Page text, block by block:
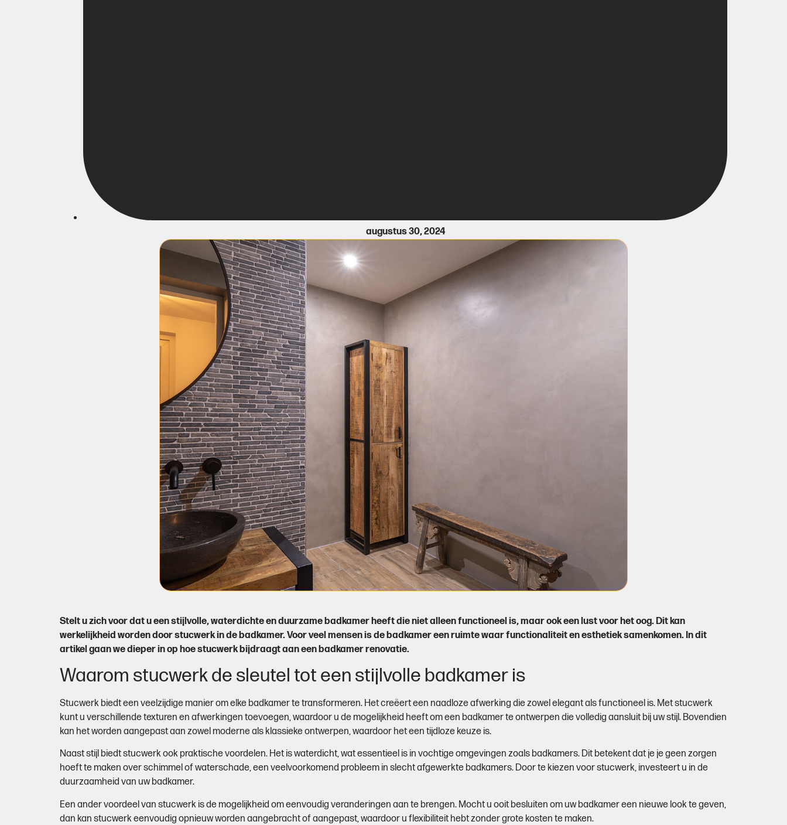
augustus 30, 2024
Stelt u zich voor dat u een stijlvolle, waterdichte en duurzame badkamer heeft die niet alleen functioneel is, maar ook een lust voor het oog. Dit kan
werkelijkheid worden door stucwerk in de badkamer. Voor veel mensen is de badkamer een ruimte waar functionaliteit en esthetiek samenkomen. In dit
artikel gaan we dieper in op hoe stucwerk bijdraagt aan een badkamer renovatie.
Waarom stucwerk de sleutel tot een stijlvolle badkamer is
Stucwerk biedt een veelzijdige manier om elke badkamer te transformeren. Het creëert een naadloze afwerking die zowel elegant als functioneel is. Met stucwerk
kunt u verschillende texturen en afwerkingen toevoegen, waardoor u de mogelijkheid heeft om een badkamer te ontwerpen die volledig aansluit bij uw stijl. Bovendien
kan het worden aangepast aan zowel moderne als klassieke ontwerpen, waardoor het een tijdloze keuze is.
Naast stijl biedt stucwerk ook praktische voordelen. Het is waterdicht, wat essentieel is in vochtige omgevingen zoals badkamers. Dit betekent dat je je geen zorgen
hoeft te maken over schimmel of waterschade, een veelvoorkomend probleem in slecht afgewerkte badkamers. Door te kiezen voor stucwerk, investeert u in de
duurzaamheid van uw badkamer.
Een ander voordeel van stucwerk is de mogelijkheid om eenvoudig veranderingen aan te brengen. Mocht u ooit besluiten om uw badkamer een nieuwe look te geven,
dan kan stucwerk eenvoudig opnieuw worden aangebracht of aangepast, waardoor u flexibiliteit hebt zonder grote kosten te maken.